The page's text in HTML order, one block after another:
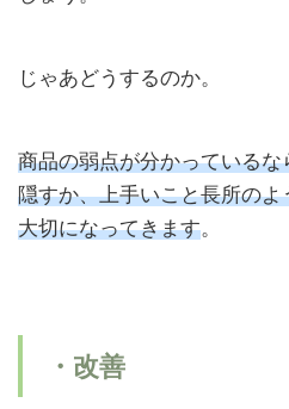
じゃあどうするのか。
商品の弱点が分かっている
隠すか、上手いこと長所の
大切になってきます。
・改善